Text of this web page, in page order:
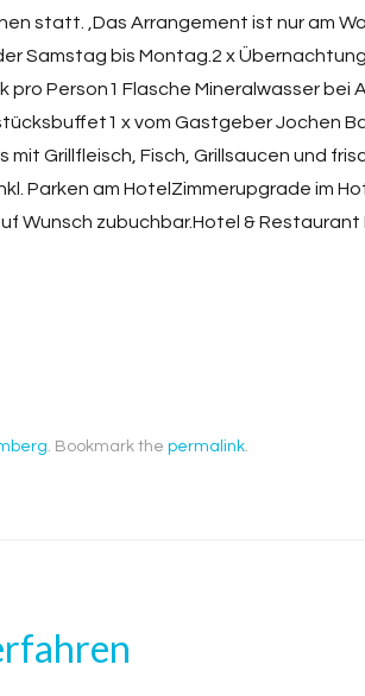
statt. ,Das Arrangement ist nur am
Samstag bis Montag.2 x
Person1 Flasche Mineralwasser bei
x vom Gastgeber Jochen
Grillfleisch, Fisch, Grillsaucen und
Parken am HotelZimmerupgrade im
zubuchbar.Hotel & Restaurant
. Bookmark the permalink.